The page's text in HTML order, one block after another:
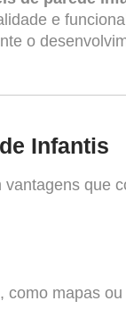
e
o
Infantis
que
como mapas